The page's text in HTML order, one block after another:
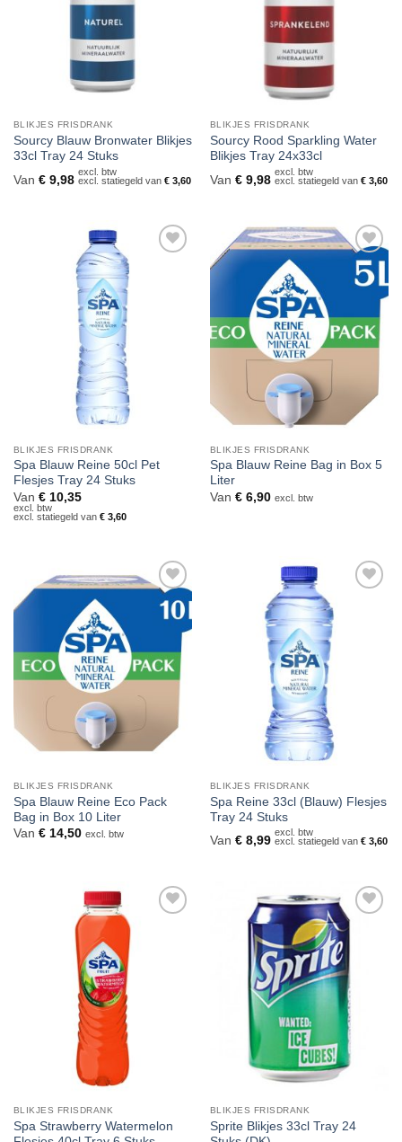
BLIKJES FRISDRANK
Sourcy Blauw Bronwater Blikjes
33cl Tray 24 Stuks
Van €9,98
excl. btw
excl. statiegeld van €3,60
BLIKJES FRISDRANK
Sourcy Rood Sparkling Water
Blikjes Tray 24x33cl
Van €9,98
excl. btw
excl. statiegeld van €3,60
Toevoegen
BLIKJES FRISDRANK
Spa Blauw Reine 50cl Pet
Flesjes Tray 24 Stuks
Van €10,35
excl. btw
excl. statiegeld van €3,60
Toevoegen
aan
verlanglijst
BLIKJES FRISDRANK
Spa Blauw Reine Bag in Box 5
Liter
Van €6,90 excl. btw
Toevoegen
BLIKJES FRISDRANK
Spa Blauw Reine Eco Pack
Bag in Box 10 Liter
Van €14,50 excl. btw
Toevoegen
verlanglijst
BLIKJES FRISDRANK
Spa Reine 33cl (Blauw) Flesjes
Tray 24 Stuks
Van €8,99
excl. btw
excl. statiegeld van €3,60
Toevoegen
verlanglijst
BLIKJES FRISDRANK
Spa Strawberry Watermelon
Toevoegen
verlanglijst
BLIKJES FRISDRANK
Sprite Blikjes 33cl Tray 24